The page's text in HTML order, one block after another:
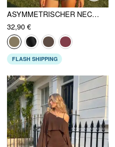
ASYMMETRISCHER NECK DRAWSTRING RUCHED TIE BACK STRAMPLER
32,90 €
FLASH SHIPPING